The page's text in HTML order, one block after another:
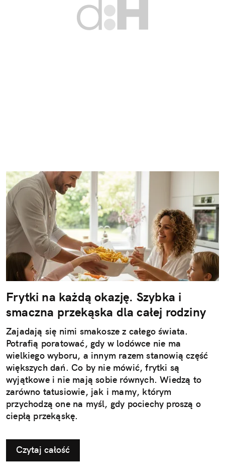
Frytki na każdą okazję. Szybka i
smaczna przekąska dla całej rodziny
Zajadają się nimi smakosze z całego świata.
Potrafią poratować, gdy w lodówce nie ma
wielkiego wyboru, a innym razem stanowią część
większych dań. Co by nie mówić, frytki są
wyjątkowe i nie mają sobie równych. Wiedzą to
zarówno tatusiowie, jak i mamy, którym
przychodzą one na myśl, gdy pociechy proszą o
ciepłą przekąskę.
Czytaj całość